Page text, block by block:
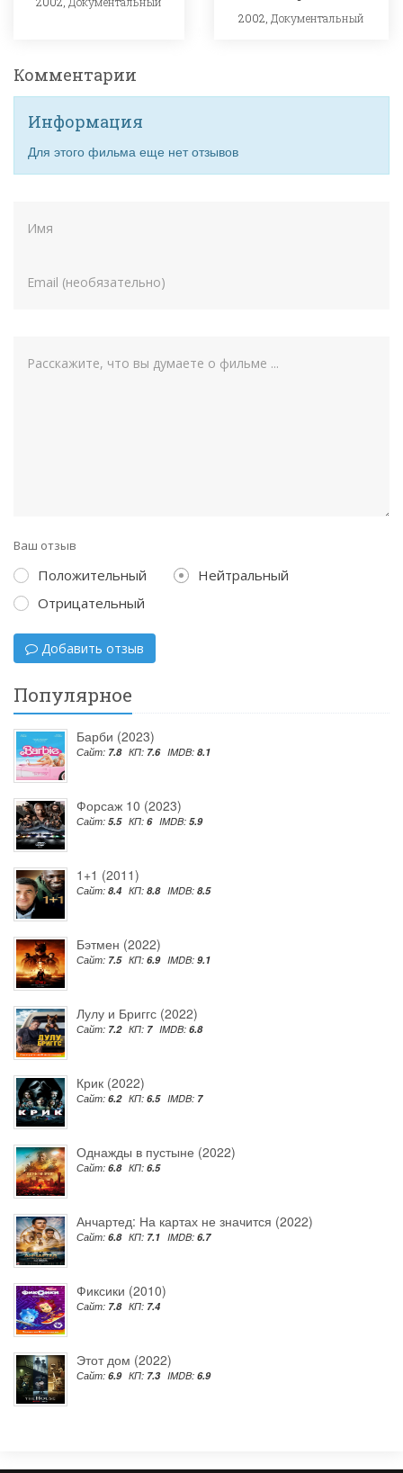
2002,Документальный
Комментарии
Информация
Для этого фильма еще нет отзывов
Ваш отзыв
Положительный
Нейтральный
Отрицательный
Добавить отзыв
Популярное
Барби (2023)
Сайт: 7.8 КП: 7.6 IMDB: 8.1
Форсаж 10 (2023)
Сайт: 5.5 КП: 6 IMDB: 5.9
1+1 (2011)
Сайт: 8.4 КП: 8.8 IMDB: 8.5
Бэтмен (2022)
Сайт: 7.5 КП: 6.9 IMDB: 9.1
Лулу и Бриггс (2022)
Сайт: 7.2 КП: 7 IMDB: 6.8
Крик (2022)
Сайт: 6.2 КП: 6.5 IMDB: 7
Однажды в пустыне (2022)
Сайт: 6.8 КП: 6.5
Анчартед: На картах не значится (2022)
Сайт: 6.8 КП: 7.1 IMDB: 6.7
Фиксики (2010)
Сайт: 7.8 КП: 7.4
Этот дом (2022)
Сайт: 6.9 КП: 7.3 IMDB: 6.9